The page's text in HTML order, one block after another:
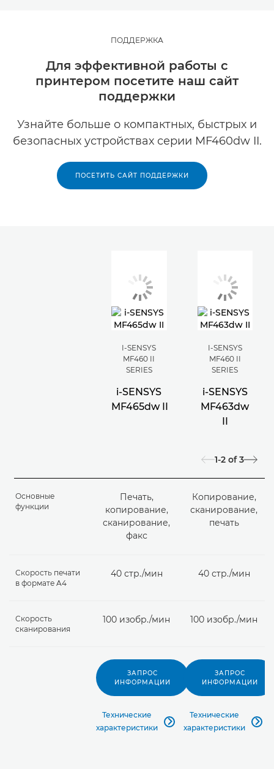
ПОДДЕРЖКА
Для эффективной работы с
принтером посетите наш сайт
поддержки
Узнайте больше о компактных, быстрых и
безопасных устройствах серии MF460dw II.
ПОСЕТИТЬ САЙТ ПОДДЕРЖКИ
I-SENSYS
MF460 II
SERIES
i-SENSYS
MF465dw II
I-SENSYS
MF460 II
SERIES
i-SENSYS
MF463dw
II
1-2 of 3
Основные
функции
Печать,
копирование,
сканирование,
факс
Копирование,
сканирование,
печать
Скорость печати
в формате A4
40 стр./мин 40 стр./мин
Скорость
сканирования
100 изобр./мин 100 изобр./мин
ЗАПРОС
ИНФОРМАЦИИ
Технические
характеристики

ЗАПРОС
ИНФОРМАЦИИ
Технические
характеристики
